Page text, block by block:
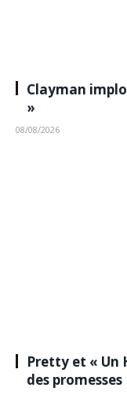
Clayman
»
08/08/2026
Pretty et « Un
des promesses